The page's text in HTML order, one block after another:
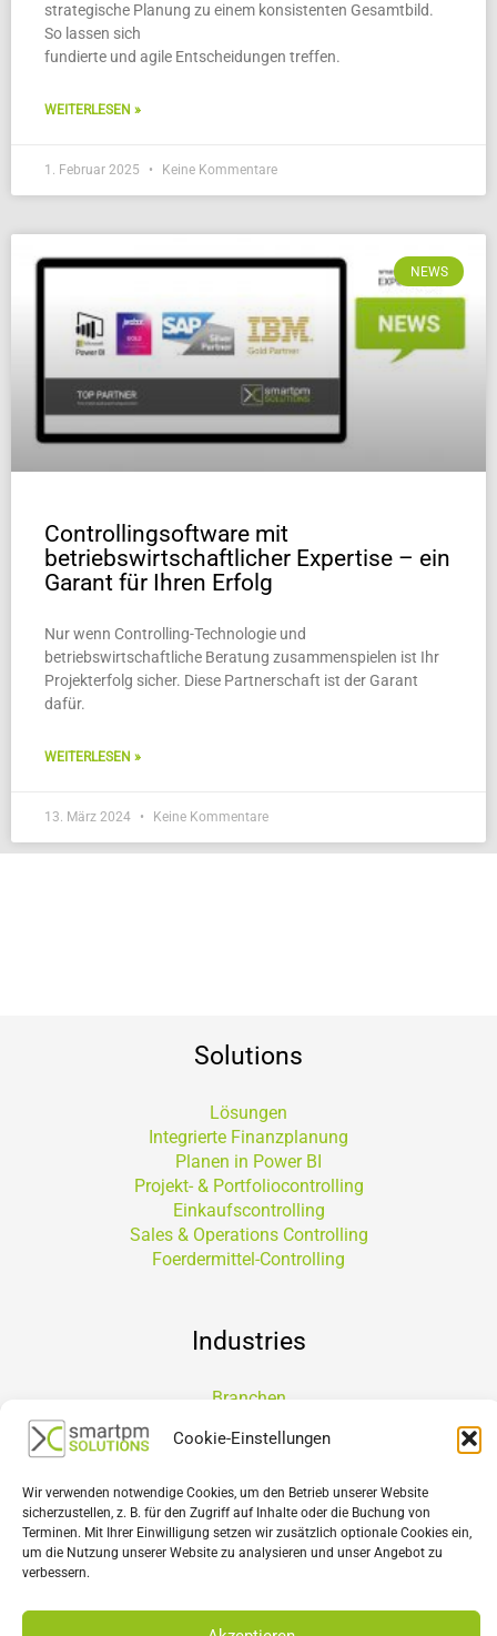
Cookie-Einstellungen
Wir verwenden notwendige Cookies, um den Betrieb unserer Website
sicherzustellen, z. B. für den Zugriff auf Inhalte oder die Buchung von
Terminen. Mit Ihrer Einwilligung setzen wir zusätzlich optionale Cookies ein,
um die Nutzung unserer Website zu analysieren und unser Angebot zu
verbessern.
strategische Planung zu einem konsistenten Gesamtbild.
So lassen sich
fundierte und agile Entscheidungen treffen.
WEITERLESEN »
1. Februar 2025 Keine Kommentare
NEWS
Controllingsoftware mit
betriebswirtschaftlicher Expertise – ein
Garant für Ihren Erfolg
Nur wenn Controlling-Technologie und
betriebswirtschaftliche Beratung zusammenspielen ist Ihr
Projekterfolg sicher. Diese Partnerschaft ist der Garant
dafür.
WEITERLESEN »
13. März 2024 Keine Kommentare
Solutions
Lösungen
Integrierte Finanzplanung
Planen in Power BI
Projekt- & Portfoliocontrolling
Einkaufscontrolling
Sales & Operations Controlling
Foerdermittel-Controlling
Industries
Branchen
Energieversorgung & Stadtwerke
Consulting